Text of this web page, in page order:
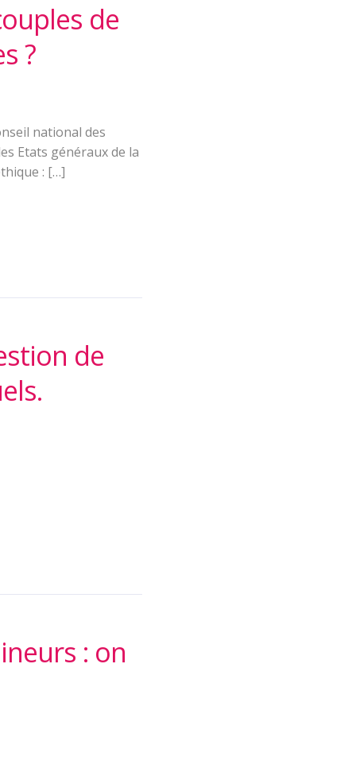
de
?
national des
Etats généraux de la
: […]
de
: on